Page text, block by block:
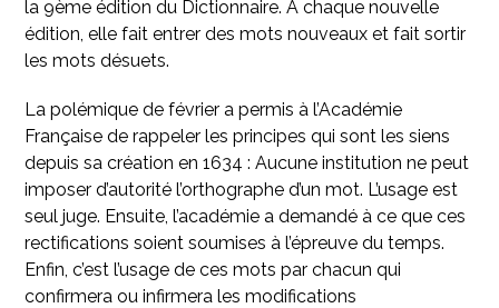
la 9ème édition du Dictionnaire. À chaque nouvelle
édition, elle fait entrer des mots nouveaux et fait sortir
les mots désuets.
La polémique de février a permis à l’Académie
Française de rappeler les principes qui sont les siens
depuis sa création en 1634 : Aucune institution ne peut
imposer d’autorité l’orthographe d’un mot. L’usage est
seul juge. Ensuite, l’académie a demandé à ce que ces
rectifications soient soumises à l’épreuve du temps.
Enfin, c’est l’usage de ces mots par chacun qui
confirmera ou infirmera les modifications